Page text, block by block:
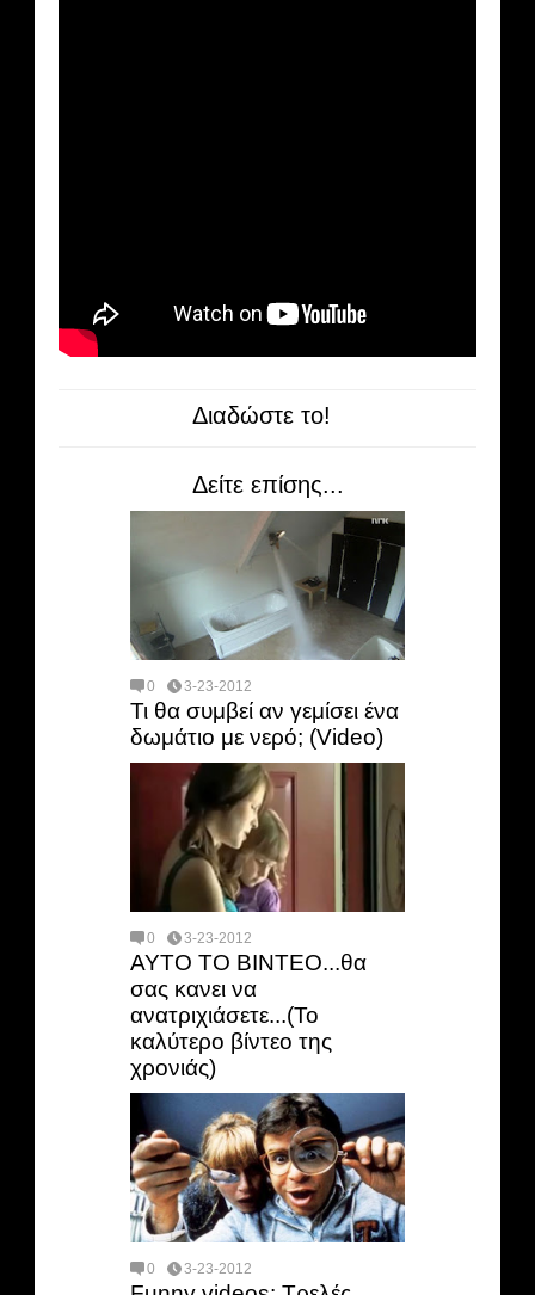
Διαδώστε το!
Δείτε επίσης...
0 3-23-2012
Τι θα συμβεί αν γεμίσει ένα
δωμάτιο με νερό; (Video)
0 3-23-2012
ΑΥΤΟ ΤΟ ΒΙΝΤΕΟ...θα
σας κανει να
ανατριχιάσετε...(To
καλύτερο βίντεο της
χρονιάς)
0 3-23-2012